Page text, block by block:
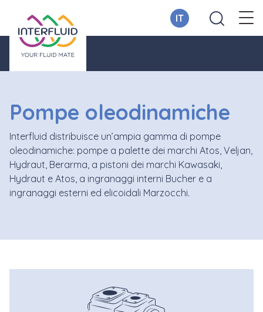
IT
Pompe oleodinamiche
Interfluid distribuisce un’ampia gamma di pompe
oleodinamiche: pompe a palette dei marchi Atos, Veljan,
Hydraut, Berarma, a pistoni dei marchi Kawasaki,
Hydraut e Atos, a ingranaggi interni Bucher e a
ingranaggi esterni ed elicoidali Marzocchi.